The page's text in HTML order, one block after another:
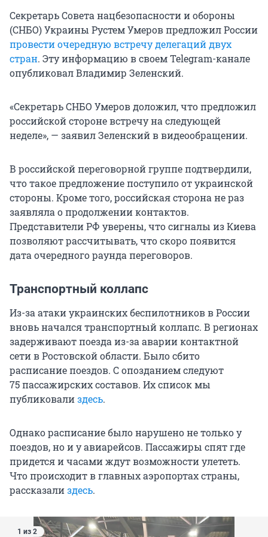
Секретарь Совета нацбезопасности и обороны
(СНБО) Украины Рустем Умеров предложил России
провести очередную встречу делегаций двух
стран. Эту информацию в своем Telegram-канале
опубликовал Владимир Зеленский.
«Секретарь СНБО Умеров доложил, что предложил
российской стороне встречу на следующей
неделе», — заявил Зеленский в видеообращении.
В российской переговорной группе подтвердили,
что такое предложение поступило от украинской
стороны. Кроме того, российская сторона не раз
заявляла о продолжении контактов.
Представители РФ уверены, что сигналы из Киева
позволяют рассчитывать, что скоро появится
дата очередного раунда переговоров.
Транспортный коллапс
Из-за атаки украинских беспилотников в России
вновь начался транспортный коллапс. В регионах
задерживают поезда из-за аварии контактной
сети в Ростовской области. Было сбито
расписание поездов. С опозданием следуют
75 пассажирскихсоставов. Их список мы
публиковализдесь.
Однако расписание было нарушено не только у
поездов, но и у авиарейсов. Пассажиры спят где
придется и часами ждут возможности улететь.
Что происходит в главных аэропортах страны,
рассказализдесь.
1 из 2